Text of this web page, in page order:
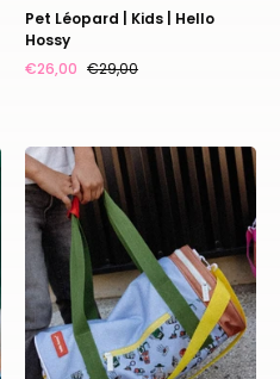
Pet Léopard | Kids | Hello
Hossy
€26,00 €29,00
Sporttas
Dunk
Hello
Hossy